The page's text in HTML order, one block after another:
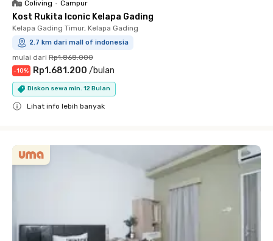
Coliving • Campur
Kost Rukita Iconic Kelapa Gading
Kelapa Gading Timur, Kelapa Gading
2.7 km dari mall of indonesia
mulai dari Rp1.868.000
-10% Rp1.681.200 /bulan
Diskon sewa min. 12 Bulan
Lihat info lebih banyak